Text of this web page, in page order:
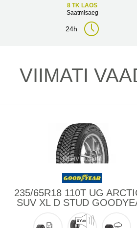
8 TK LAOS
Saatmisaeg
24h
VIIMATI
235/65R18 110T UG
SUV XL D STUD